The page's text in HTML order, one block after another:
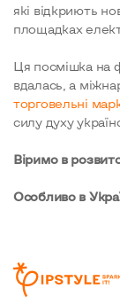
які відкриють
площадках
Ця посмішка на
вдалась, а
торговельні
силу духу
Віримо в
Особливо в